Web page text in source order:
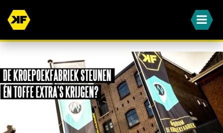
WORD JIJ OOK EEN VAN ONZE DIKKE VRIENDEN?